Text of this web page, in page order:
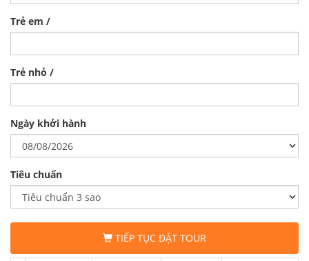
Trẻ em /
Trẻ nhỏ /
Ngày khởi hành
Tiêu chuẩn
TIẾP TỤC ĐẶT TOUR